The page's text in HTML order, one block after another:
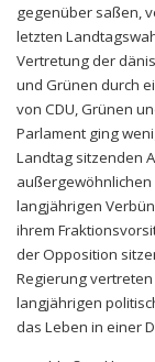
gegenüber saßen,
letzten
Vertretung der
und Grünen durch
von CDU, Grünen
Parlament ging
Landtag sitzenden
langjährigen
ihrem
der Opposition
Regierung
langjährigen
das Leben in einer